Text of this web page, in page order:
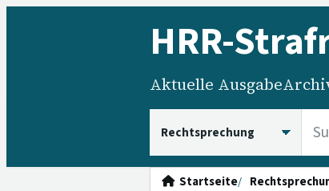
HRR-
Aktuelle Ausgabe
Startseite